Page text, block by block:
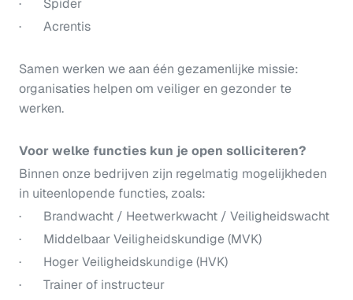
· Spider
· Acrentis
Samen werken we aan één gezamenlijke missie:
organisaties helpen om veiliger en gezonder te
werken.
Voor welke functies kun je open solliciteren?
Binnen onze bedrijven zijn regelmatig mogelijkheden
in uiteenlopende functies, zoals:
· Brandwacht / Heetwerkwacht / Veiligheidswacht
· Middelbaar Veiligheidskundige (MVK)
· Hoger Veiligheidskundige (HVK)
· Trainer of instructeur